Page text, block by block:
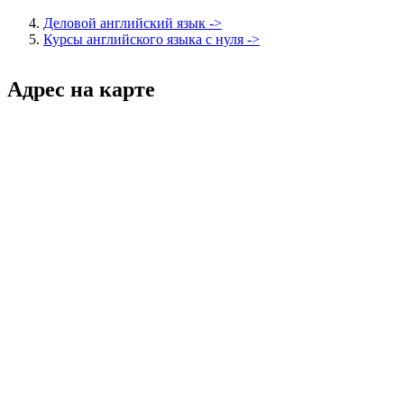
Деловой английский язык ->
Курсы английского языка с нуля ->
Адрес на карте